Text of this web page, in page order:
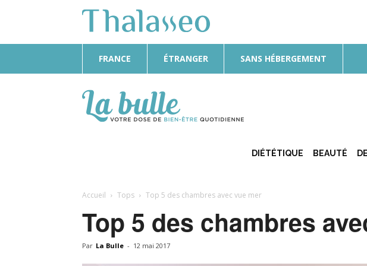
FRANCE ÉTRANGER SANS HÉBERGEMENT
Bulle
DIÉTÉTIQUE BEAUTÉ
Accueil Tops Top 5 des chambres avec vue mer
Top 5 des chambres
Par La Bulle - 12 mai 2017